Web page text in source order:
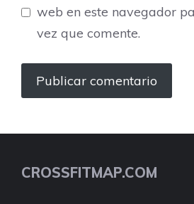
web en este navegador
vez que comente.
CROSSFITMAP.COM